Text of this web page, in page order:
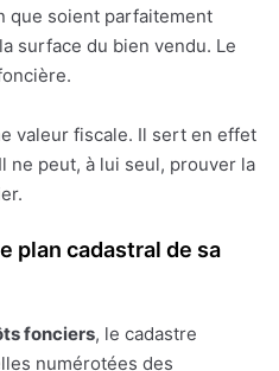
que soient parfaitement
surface du bien vendu. Le
valeur fiscale. Il sert en effet
ne peut, à lui seul, prouver la
plan cadastral de sa
fonciers, le cadastre
numérotées des